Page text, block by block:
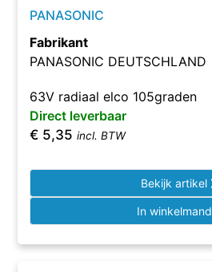
PANASONIC
Fabrikant
PANASONIC DEUTSCHLAND
63V radiaal elco 105graden
Direct leverbaar
€ 5,35 incl. BTW
Bekijk artikel
In winkelmand